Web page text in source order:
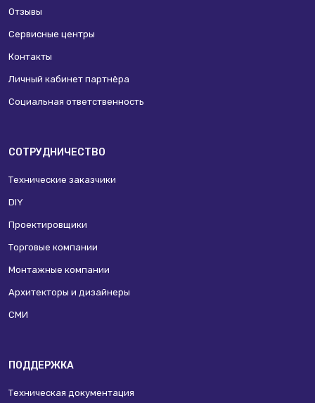
Отзывы
Сервисные центры
Контакты
Личный кабинет партнёра
Социальная ответственность
СОТРУДНИЧЕСТВО
Технические заказчики
DIY
Проектировщики
Торговые компании
Монтажные компании
Архитекторы и дизайнеры
СМИ
ПОДДЕРЖКА
Техническая документация